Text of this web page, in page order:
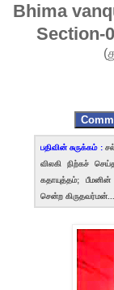
Bhima
Section-
பதிவின் சுருக்கம் :
விலகி நிற்கச்
கதாயுத்தம்;
சென்ற கிருதவர்மன்...